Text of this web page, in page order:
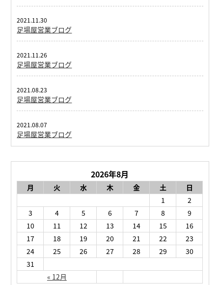
足場屋営業ブログ
2021.11.30
足場屋営業ブログ
2021.11.26
足場屋営業ブログ
2021.08.23
足場屋営業ブログ
2021.08.07
2026年8月
月 火 水 木 金 土 日
« 12月
1
2
3
4 5 6 7 8
9
10
11 12 13 14 15
16
17
18 19 20 21 22
23
24
25 26 27 28 29
30
31